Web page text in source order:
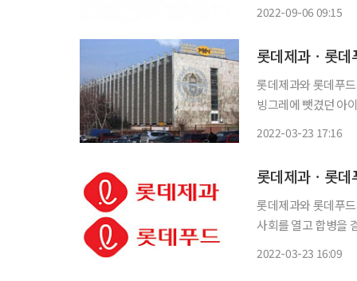
2022-09-06 09:15
롯데제과ㆍ롯
롯데제과와 롯데푸
빙그레에 뺏겼던 아
2022-03-23 17:16
롯데제과ㆍ롯
롯데제과와 롯데푸드가
사회를 열고 합병을
2022-03-23 16:09